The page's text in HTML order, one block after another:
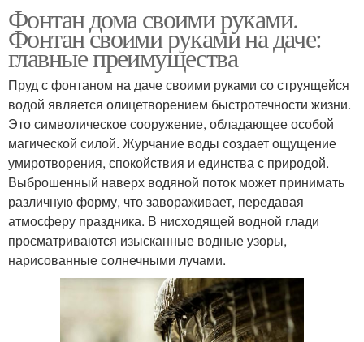
Фонтан дома своими руками.
Фонтан своими руками на даче:
главные преимущества
Пруд с фонтаном на даче своими руками со струящейся
водой является олицетворением быстротечности жизни.
Это символическое сооружение, обладающее особой
магической силой. Журчание воды создает ощущение
умиротворения, спокойствия и единства с природой.
Выброшенный наверх водяной поток может принимать
различную форму, что завораживает, передавая
атмосферу праздника. В нисходящей водной глади
просматриваются изысканные водные узоры,
нарисованные солнечными лучами.